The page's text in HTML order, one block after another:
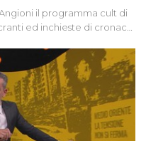
il programma cult di
ed inchieste di cronaca